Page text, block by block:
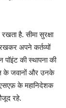
है. सीमा सुरक्षा
अपने कर्तव्यों
की स्थापना की
के जवानों और उनके
के महानिदेशक
रहे.